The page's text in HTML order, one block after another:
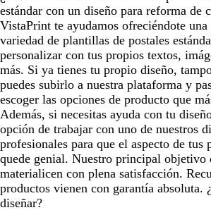
estándar con un diseño para reforma de
VistaPrint te ayudamos ofreciéndote
variedad de plantillas de postales
personalizar con tus propios textos,
más. Si ya tienes tu propio diseño,
puedes subirlo a nuestra plataforma y
escoger las opciones de producto que
Además, si necesitas ayuda con tu
opción de trabajar con uno de nuestros
profesionales para que el aspecto de tus
quede genial. Nuestro principal objetivo
materialicen con plena satisfacción.
productos vienen con garantía absoluta.
diseñar?